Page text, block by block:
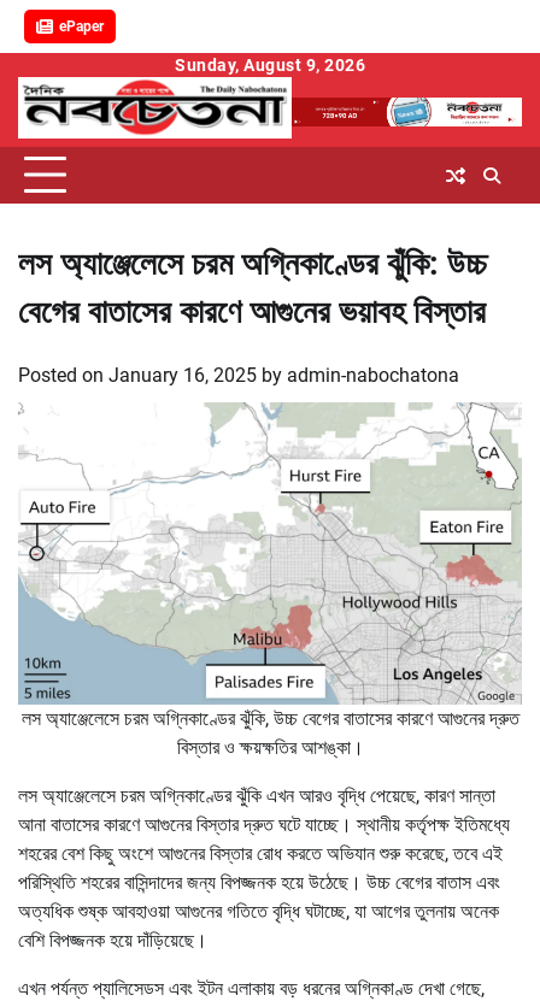
ePaper
content
Sunday, August 9, 2026
লস অ্যাঞ্জেলেসে চরম অগ্নিকাণ্ডের ঝুঁকি: উচ্চ
বেগের বাতাসের কারণে আগুনের ভয়াবহ বিস্তার
Posted on January 16, 2025 by admin-nabochatona
লস অ্যাঞ্জেলেসে চরম অগ্নিকাণ্ডের ঝুঁকি, উচ্চ বেগের বাতাসের কারণে আগুনের দ্রুত
বিস্তার ও ক্ষয়ক্ষতির আশঙ্কা।
লস অ্যাঞ্জেলেসে চরম অগ্নিকাণ্ডের ঝুঁকি এখন আরও বৃদ্ধি পেয়েছে, কারণ সান্তা
আনা বাতাসের কারণে আগুনের বিস্তার দ্রুত ঘটে যাচ্ছে। স্থানীয় কর্তৃপক্ষ ইতিমধ্যে
শহরের বেশ কিছু অংশে আগুনের বিস্তার রোধ করতে অভিযান শুরু করেছে, তবে এই
পরিস্থিতি শহরের বাসিন্দাদের জন্য বিপজ্জনক হয়ে উঠেছে। উচ্চ বেগের বাতাস এবং
অত্যধিক শুষ্ক আবহাওয়া আগুনের গতিতে বৃদ্ধি ঘটাচ্ছে, যা আগের তুলনায় অনেক
বেশি বিপজ্জনক হয়ে দাঁড়িয়েছে।
এখন পর্যন্ত প্যালিসেডস এবং ইটন এলাকায় বড় ধরনের অগ্নিকাণ্ড দেখা গেছে,